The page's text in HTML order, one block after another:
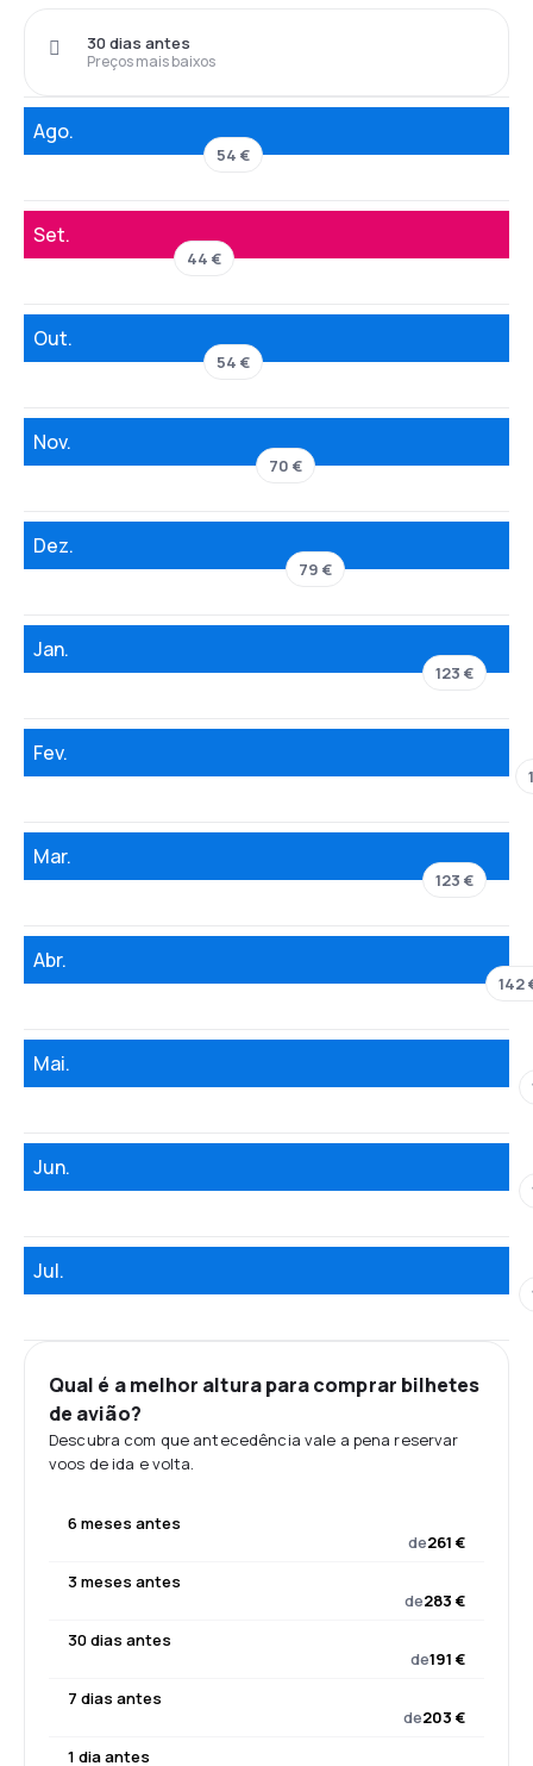
Preços mais baixos
30 dias antes
Ago.
54 €
Set.
44 €
Out.
54 €
Nov.
70 €
Dez.
79 €
Jan.
123 €
Fev.
Mar.
123 €
Abr.
142
Mai.
Jun.
Jul.
Qual é a melhor altura para comprar bilhetes
de avião?
Descubra com que antecedência vale a pena reservar
voos de ida e volta.
6 meses antes
de261 €
3 meses antes
de283 €
30 dias antes
de191 €
7 dias antes
de203 €
1 dia antes